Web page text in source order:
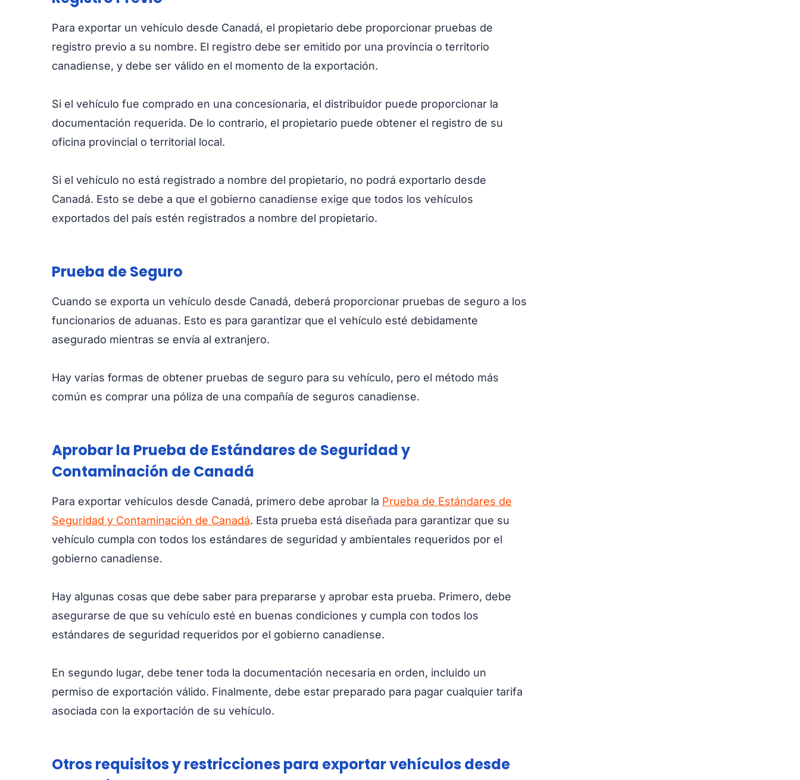
Para exportar un vehículo desde Canadá, el propietario debe proporcionar pruebas de
registro previo a su nombre. El registro debe ser emitido por una provincia o territorio
canadiense, y debe ser válido en el momento de la exportación.
Si el vehículo fue comprado en una concesionaria, el distribuidor puede proporcionar la
documentación requerida. De lo contrario, el propietario puede obtener el registro de su
oficina provincial o territorial local.
Si el vehículo no está registrado a nombre del propietario, no podrá exportarlo desde
Canadá. Esto se debe a que el gobierno canadiense exige que todos los vehículos
exportados del país estén registrados a nombre del propietario.
Prueba de Seguro
Cuando se exporta un vehículo desde Canadá, deberá proporcionar pruebas de seguro a los
funcionarios de aduanas. Esto es para garantizar que el vehículo esté debidamente
asegurado mientras se envía al extranjero.
Hay varias formas de obtener pruebas de seguro para su vehículo, pero el método más
común es comprar una póliza de una compañía de seguros canadiense.
Aprobar la Prueba de Estándares de Seguridad y
Contaminación de Canadá
Para exportar vehículos desde Canadá, primero debe aprobar la Prueba de Estándares de
Seguridad y Contaminación de Canadá. Esta prueba está diseñada para garantizar que su
vehículo cumpla con todos los estándares de seguridad y ambientales requeridos por el
gobierno canadiense.
Hay algunas cosas que debe saber para prepararse y aprobar esta prueba. Primero, debe
asegurarse de que su vehículo esté en buenas condiciones y cumpla con todos los
estándares de seguridad requeridos por el gobierno canadiense.
En segundo lugar, debe tener toda la documentación necesaria en orden, incluido un
permiso de exportación válido. Finalmente, debe estar preparado para pagar cualquier tarifa
asociada con la exportación de su vehículo.
Otros requisitos y restricciones para exportar vehículos desde